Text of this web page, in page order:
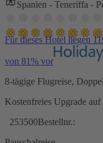
Spanien - Teneriffa -
Für dieses Hotel liegen
von 81% vor
8-tägige Flugreise,
Kostenfreies Upgrade
253500Bestellnr.: